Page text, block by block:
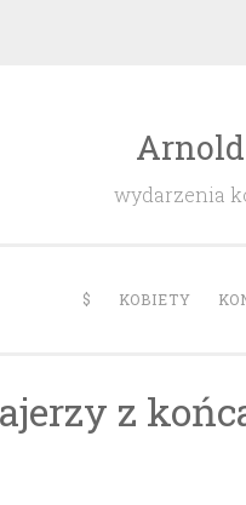
wydarzenia
$ KOBIETY
z